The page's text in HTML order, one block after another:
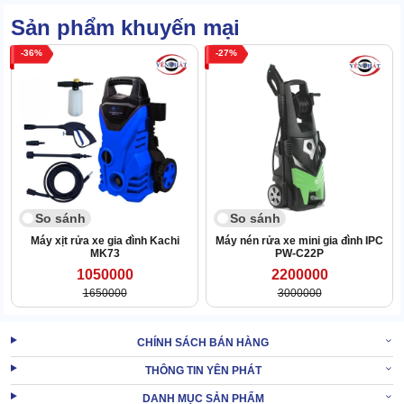
Tính an toàn cũng là điều được nhiều người đề cập đến khi bàn về
ưu điểm của máy IPC PW-C04 I1106A M.
Từ công nghệ hoàn thiện đến vật liệu góp mặt trong kết cấu máy
đều được đánh giá cao.Máy bơm xịt rửa xelại có khả năng tự
ngắt khi áp suất quá cao hoặc nguồn điện trồi sụt thất thường.
Bên cạnh đó, bộ phận bọc lót cũng làm rất tốt nhiệm vụ bảo vệ.
Vậy nên rủi ro được hạ xuống mức thấp nhất.
2. Máy rửa xe IPC PW-C04 I1106A M được dùng
để làm gì?
Sản phẩm khuyến mại
36
So sánh
Máy xịt rửa xe gia đình Kachi
MK73
1050000
1650000
27
So sánh
Máy nén rửa xe mini gia đình IPC
PW-C22P
2200000
3000000
CHÍNH SÁCH BÁN HÀNG
THÔNG TIN YÊN PHÁT
DANH MỤC SẢN PHẨM